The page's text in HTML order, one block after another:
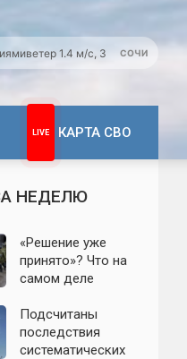
ветер 1.4 м/с, З СОЧИ
КАРТА СВО
НЕДЕЛЮ
«Решение уже
принято»? Что на
самом деле
мобилизации
осенью 2026
года. Указ № 419,
Подсчитаны
последствия
систематических